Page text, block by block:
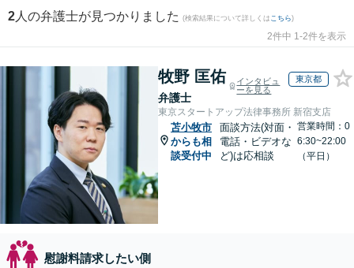
2 人の弁護士が見つかりました (検索結果について詳しくは こちら)
2件中 1-2件を表示
牧野 匡佑
弁護士
インタビュ
ーを見る
東京都
東京スタートアップ法律事務所 新宿支店
苫小牧市
からも相
談受付中
面談方法(対面・
電話・ビデオな
ど)は応相談
営業時間：0
6:30~22:00
（平日）
慰謝料請求したい側